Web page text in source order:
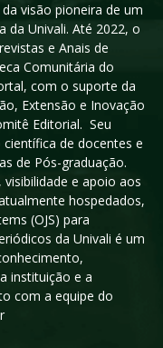
visão pioneira de um
da Univali. Até 2022, o
e Anais de
Comunitária do
com o suporte da
Extensão e Inovação
Editorial. Seu
de docentes e
de Pós-graduação.
e apoio aos
hospedados,
(OJS) para
da Univali é um
instituição e a
com a equipe do